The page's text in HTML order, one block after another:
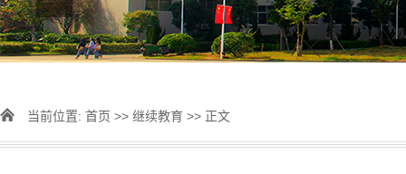
当前位置: 首页 >> 继续教育 >> 正文